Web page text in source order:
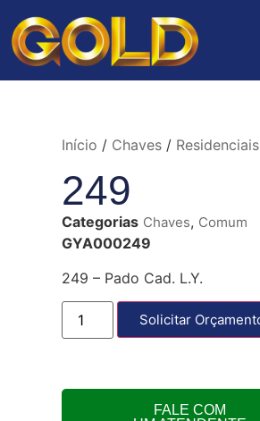
Início / Chaves/ Residenciais
249
Categorias Chaves, Comum
GYA000249
249 – Pado Cad. L.Y.
Solicitar
FALE COM